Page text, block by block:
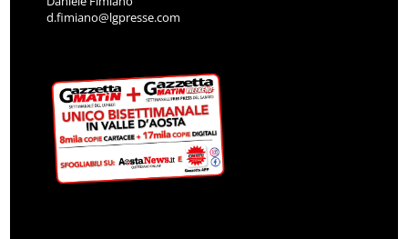
d.fimiano@lgpresse.com